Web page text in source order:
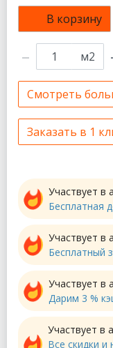
В корзину
м2
Смотреть
Заказать в 1
Участвует в
Бесплатная
Участвует в
Бесплатный
Участвует в
Дарим 3 %
Участвует в
Все скидки